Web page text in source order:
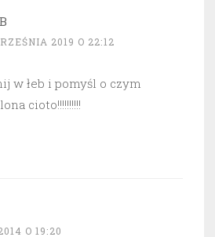
2019 O 22:12
w łeb i pomyśl o czym
cioto!!!!!!!!!!
O 19:20